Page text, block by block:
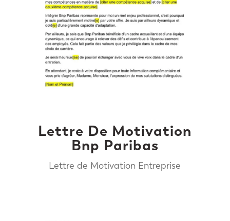
Lettre De Motivation
Bnp Paribas
Lettre de Motivation Entreprise